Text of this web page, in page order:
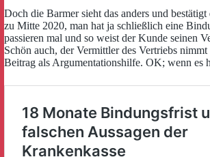
Doch die Barmer sieht das anders und
zu Mitte 2020, man hat ja schließlich eine
passieren mal und so weist der Kunde seinen
Schön auch, der Vermittler des Vertriebs
Beitrag als Argumentationshilfe. OK; wenn es